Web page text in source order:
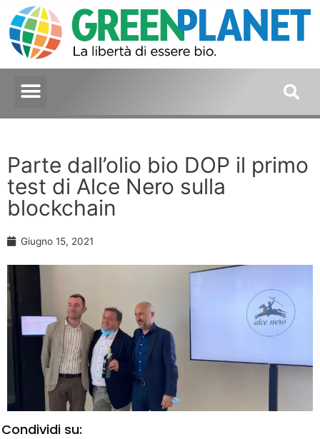
Parte dall’olio bio DOP il primo
test di Alce Nero sulla
blockchain
Giugno 15, 2021
Condividi su: